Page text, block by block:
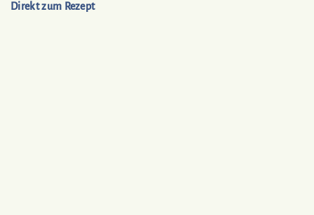
Direkt zum Rezept